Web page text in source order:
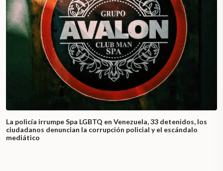
La policía irrumpe Spa LGBTQ en Venezuela, 33 detenidos, los
ciudadanos denuncian la corrupción policial y el escándalo
mediático